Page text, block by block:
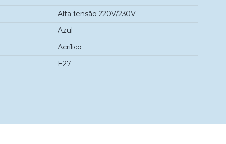
Alta tensão 220V/230V
Azul
Acrílico
E27